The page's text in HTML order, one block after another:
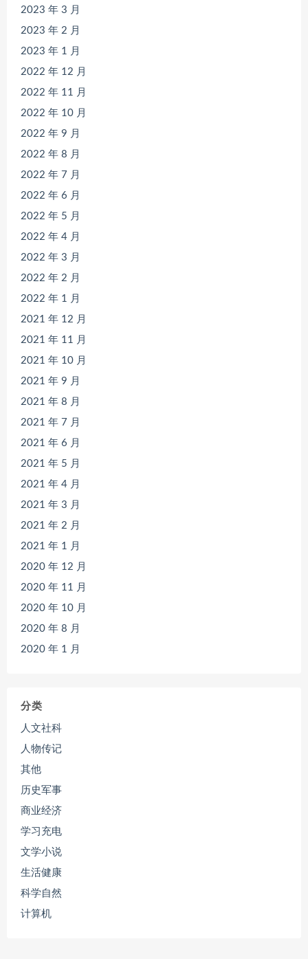
2023 年 3 月
2023 年 2 月
2023 年 1 月
2022 年 12 月
2022 年 11 月
2022 年 10 月
2022 年 9 月
2022 年 8 月
2022 年 7 月
2022 年 6 月
2022 年 5 月
2022 年 4 月
2022 年 3 月
2022 年 2 月
2022 年 1 月
2021 年 12 月
2021 年 11 月
2021 年 10 月
2021 年 9 月
2021 年 8 月
2021 年 7 月
2021 年 6 月
2021 年 5 月
2021 年 4 月
2021 年 3 月
2021 年 2 月
2021 年 1 月
2020 年 12 月
2020 年 11 月
2020 年 10 月
2020 年 8 月
2020 年 1 月
分类
人文社科
人物传记
其他
历史军事
商业经济
学习充电
文学小说
生活健康
科学自然
计算机